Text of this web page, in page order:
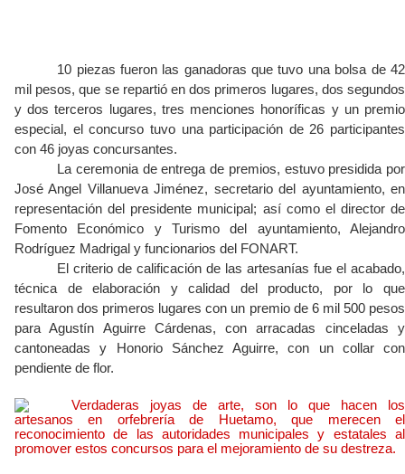
10 piezas fueron las ganadoras que tuvo una bolsa de 42
mil pesos, que se repartió en dos primeros lugares, dos segundos
y dos terceros lugares, tres menciones honoríficas y un premio
especial, el concurso tuvo una participación de 26 participantes
con 46 joyas concursantes.
La ceremonia de entrega de premios, estuvo presidida por
José Angel Villanueva Jiménez, secretario del ayuntamiento, en
representación del presidente municipal; así como el director de
Fomento Económico y Turismo del ayuntamiento, Alejandro
Rodríguez Madrigal y funcionarios del FONART.
El criterio de calificación de las artesanías fue el acabado,
técnica de elaboración y calidad del producto, por lo que
resultaron dos primeros lugares con un premio de 6 mil 500 pesos
para Agustín Aguirre Cárdenas, con arracadas cinceladas y
cantoneadas y Honorio Sánchez Aguirre, con un collar con
pendiente de flor.